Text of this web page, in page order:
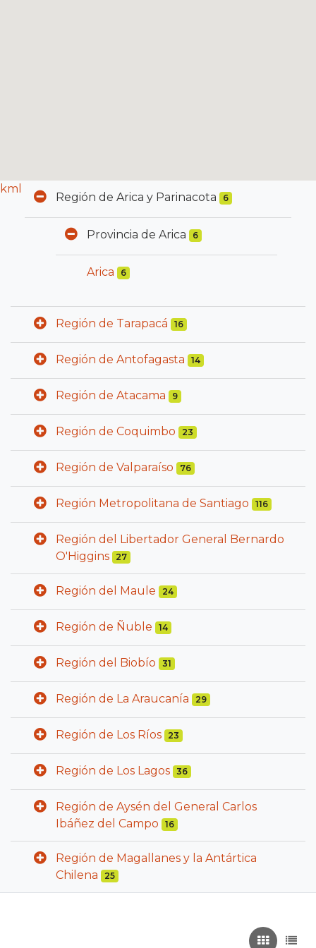
kml
Región de Arica y Parinacota 6
Provincia de Arica 6
Arica 6
Región de Tarapacá 16
Región de Antofagasta 14
Región de Atacama 9
Región de Coquimbo 23
Región de Valparaíso 76
Región Metropolitana de Santiago 116
Región del Libertador General Bernardo
O'Higgins
27
Región del Maule 24
Región de Ñuble 14
Región del Biobío 31
Región de La Araucanía 29
Región de Los Ríos 23
Región de Los Lagos 36
Región de Aysén del General Carlos
Ibáñez del Campo
16
Región de Magallanes y la Antártica
Chilena
25
Recuadros